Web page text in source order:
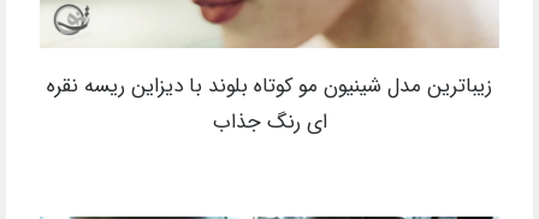
زیباترین مدل شینیون مو کوتاه بلوند با دیزاین ریسه نقره
ای رنگ جذاب